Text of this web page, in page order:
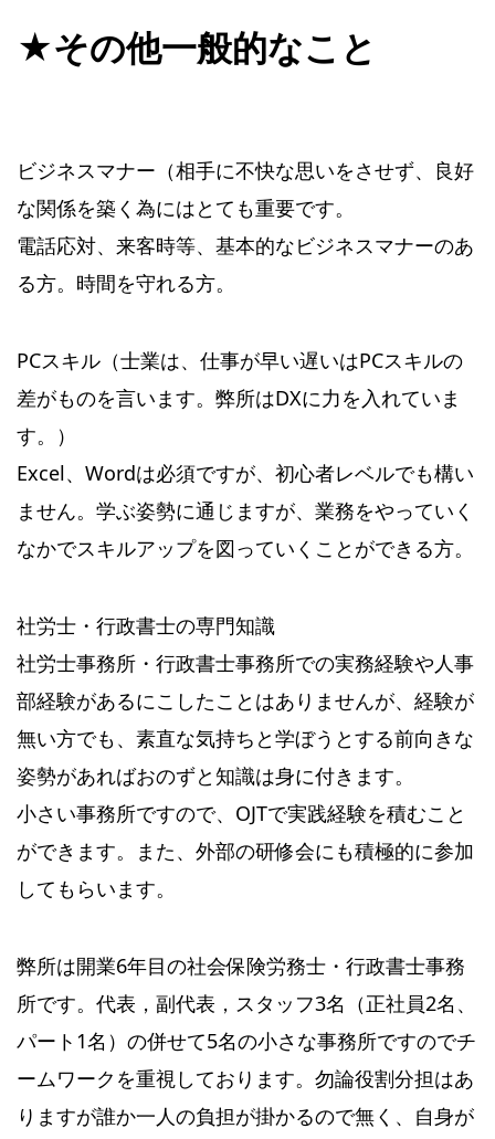
★その他一般的なこと
ビジネスマナー（相手に不快な思いをさせず、良好
な関係を築く為にはとても重要です。
電話応対、来客時等、基本的なビジネスマナーのあ
る方。時間を守れる方。
PCスキル（士業は、仕事が早い遅いはPCスキルの
差がものを言います。弊所はDXに力を入れていま
す。）
Excel、Wordは必須ですが、初心者レベルでも構い
ません。学ぶ姿勢に通じますが、業務をやっていく
なかでスキルアップを図っていくことができる方。
社労士・行政書士の専門知識
社労士事務所・行政書士事務所での実務経験や人事
部経験があるにこしたことはありませんが、経験が
無い方でも、素直な気持ちと学ぼうとする前向きな
姿勢があればおのずと知識は身に付きます。
小さい事務所ですので、OJTで実践経験を積むこと
ができます。また、外部の研修会にも積極的に参加
してもらいます。
弊所は開業6年目の社会保険労務士・行政書士事務
所です。代表，副代表，スタッフ3名（正社員2名、
パート1名）の併せて5名の小さな事務所ですのでチ
ームワークを重視しております。勿論役割分担はあ
りますが誰か一人の負担が掛かるので無く、自身が